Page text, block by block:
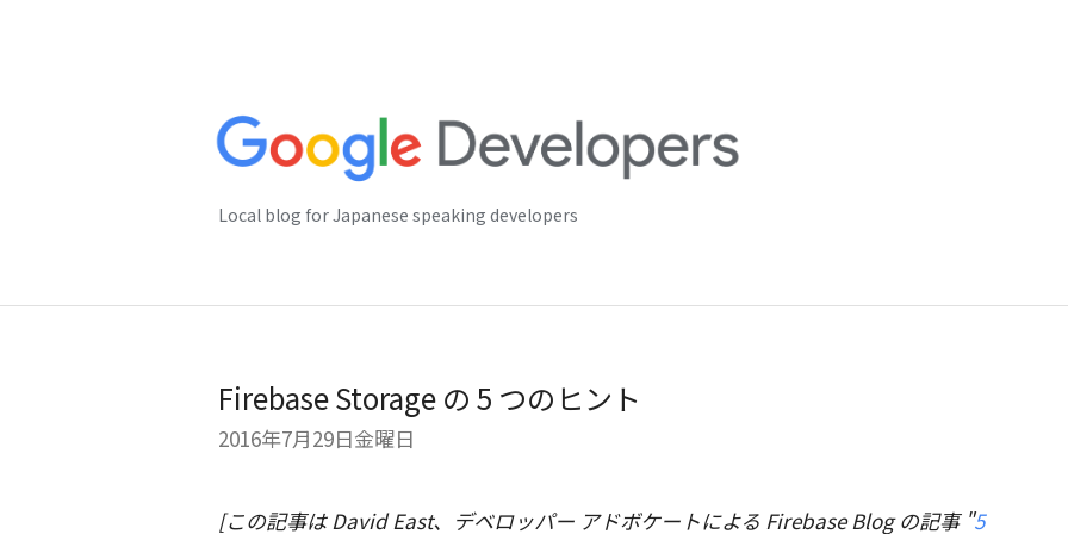
Local blog for Japanese speaking developers
Firebase Storage の 5 つのヒント
2016年7月29日金曜日
[この記事は David East、デベロッパー アドボケートによる Firebase Blog の記事 "5